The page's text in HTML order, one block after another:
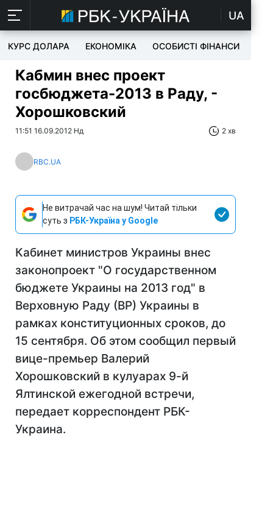
UA
КУРС ДОЛАРА ЕКОНОМІКА ОСОБИСТІ ФІНАНСИ
Кабмин внес проект
госбюджета-2013 в Раду, -
Хорошковский
11:51 16.09.2012 Нд 2 хв
RBC.UA
Не витрачай час на шум! Читай тільки
суть з РБК-Україна у Google
Кабинет министров Украины внес
законопроект "О государственном
бюджете Украины на 2013 год" в
Верховную Раду (ВР) Украины в
рамках конституционных сроков, до
15 сентября. Об этом сообщил первый
вице-премьер Валерий
Хорошковский в кулуарах 9-й
Ялтинской ежегодной встречи,
передает корреспондент РБК-
Украина.